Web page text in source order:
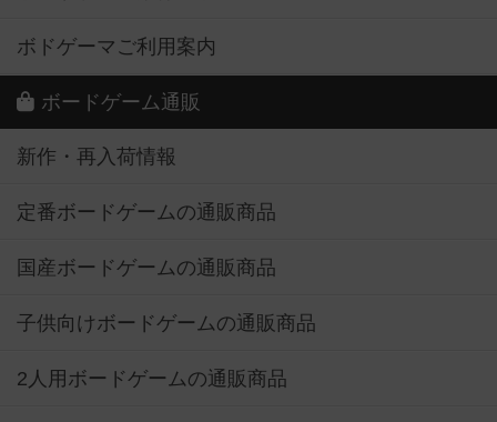
ボドゲーマご利用案内
ボードゲーム通販
新作・再入荷情報
定番ボードゲームの通販商品
国産ボードゲームの通販商品
子供向けボードゲームの通販商品
2人用ボードゲームの通販商品